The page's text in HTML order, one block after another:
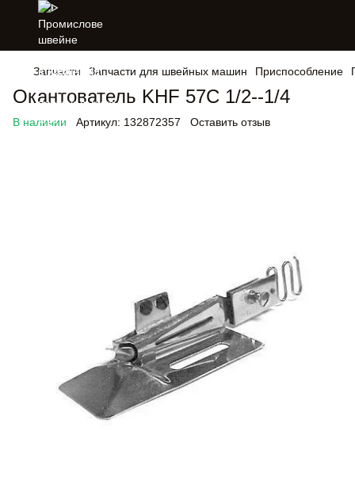
Запчасти Запчасти для швейных машин Приспособление
Окантователь KHF 57С 1/2--1/4
В наличии Артикул: 132872357 Оставить отзыв